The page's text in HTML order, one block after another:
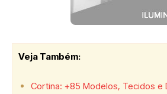
Veja Também:
Cortina: +85 Modelos, Tecidos e